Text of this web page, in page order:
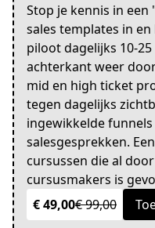
Stop je kennis in
sales templates in
piloot dagelijks 10-
achterkant weer
mid en high ticket
tegen dagelijks
ingewikkelde
salesgesprekken.
cursussen die al
cursusmakers is
€ 49,00€ 99,00